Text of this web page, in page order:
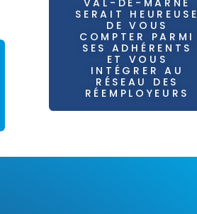
SERAIT HEUREUSE
DE VOUS
COMPTER PARMI
SES ADHÉRENTS
ET VOUS
INTÉGRER AU
RÉSEAU DES
RÉEMPLOYEURS